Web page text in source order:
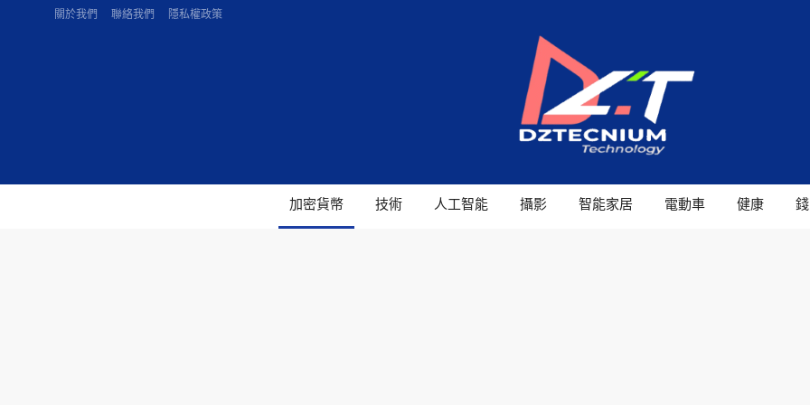
關於我們 聯絡我們 隱私權政策
加密貨幣 技術 人工智能 攝影 智能家居 電動車 健康 錢